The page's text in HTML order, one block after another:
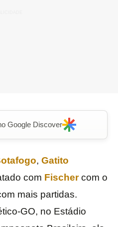
Google Discover
, Gatito
com Fischer com o
mais partidas.
GO, no Estádio